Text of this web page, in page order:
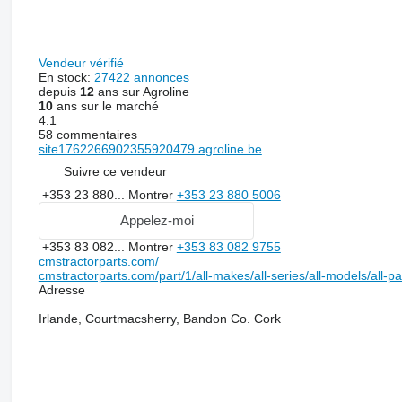
Vendeur vérifié
En stock: 27422 annonces
depuis 12ans sur Agroline
10ans sur le marché
4.1
58 commentaires
site1762266902355920479.agroline.be
Suivre ce vendeur
+353 23 880... Montrer +353 23 880 5006
Appelez-moi
+353 83 082... Montrer +353 83 082 9755
cmstractorparts.com/
cmstractorparts.com/part/1/all-makes/all-series/all-models/all-
Adresse
Irlande, Courtmacsherry, Bandon Co. Cork